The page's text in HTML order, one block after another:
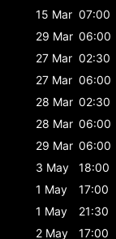
15 Mar 07:00
29 Mar 06:00
27 Mar 02:30
27 Mar 06:00
28 Mar 02:30
28 Mar 06:00
29 Mar 06:00
3 May
18:00
1 May
17:00
1 May
21:30
2 May
17:00